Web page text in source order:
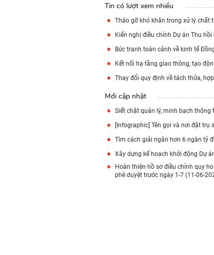
Tin có lượt xem nhiều
Tháo gỡ khó khăn trong xử lý chất
Kiến nghị điều chỉnh Dự án Thu
Bức tranh toàn cảnh về kinh tế
Kết nối hạ tầng giao thông, tạo
Thay đổi quy định về tách thửa,
Mới cập nhật
Siết chặt quản lý, minh bạch thông
[Infographic] Tên gọi và nơi đặt
Tìm cách giải ngân hơn 6 ngàn tỷ
Xây dựng kế hoạch khởi động Dự
Hoàn thiện hồ sơ điều chỉnh quy
phê duyệt trước ngày 1-7 (11-06-